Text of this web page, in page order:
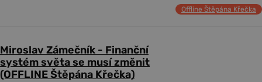
Offline Štěpána Křečka
Miroslav Zámečník - Finanční
systém světa se musí změnit
(OFFLINE Štěpána Křečka)